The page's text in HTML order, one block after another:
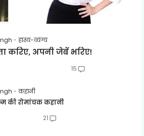
हास्य-व्यंग्य
करिए, अपनी जेबें भरिए!
15
कहानी
की रोमांचक कहानी
21